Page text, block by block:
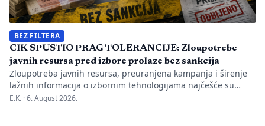
BEZ FILTERA
CIK SPUSTIO PRAG TOLERANCIJE: Zloupotrebe
javnih resursa pred izbore prolaze bez sankcija
Zloupotreba javnih resursa, preuranjena kampanja i širenje
lažnih informacija o izbornim tehnologijama najčešće su
nepravilnosti koje je evidentirao Transparency International u
E.K. ·6. August 2026.